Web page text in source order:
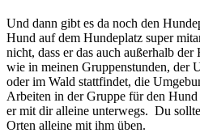
Und dann gibt es da noch den
Hund auf dem Hundeplatz super
nicht, dass er das auch außerhalb
wie in meinen Gruppenstunden, der
oder im Wald stattfindet, die
Arbeiten in der Gruppe für den
er mit dir alleine unterwegs. Du
Orten alleine mit ihm üben.